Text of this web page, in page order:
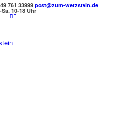
761 33999 post@zum-wetzstein.de
Sa. 10-18 Uhr